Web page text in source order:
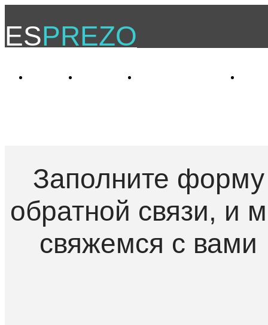
ESPREZO
Заполните форму
обратной связи, и
свяжемся с вами